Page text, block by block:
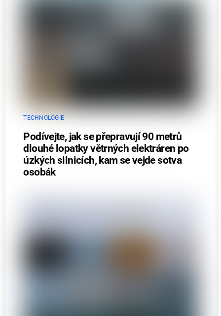
TECHNOLOGIE
Podívejte, jak se přepravují 90 metrů
dlouhé lopatky větrných elektráren po
úzkých silnicích, kam se vejde sotva
osobák